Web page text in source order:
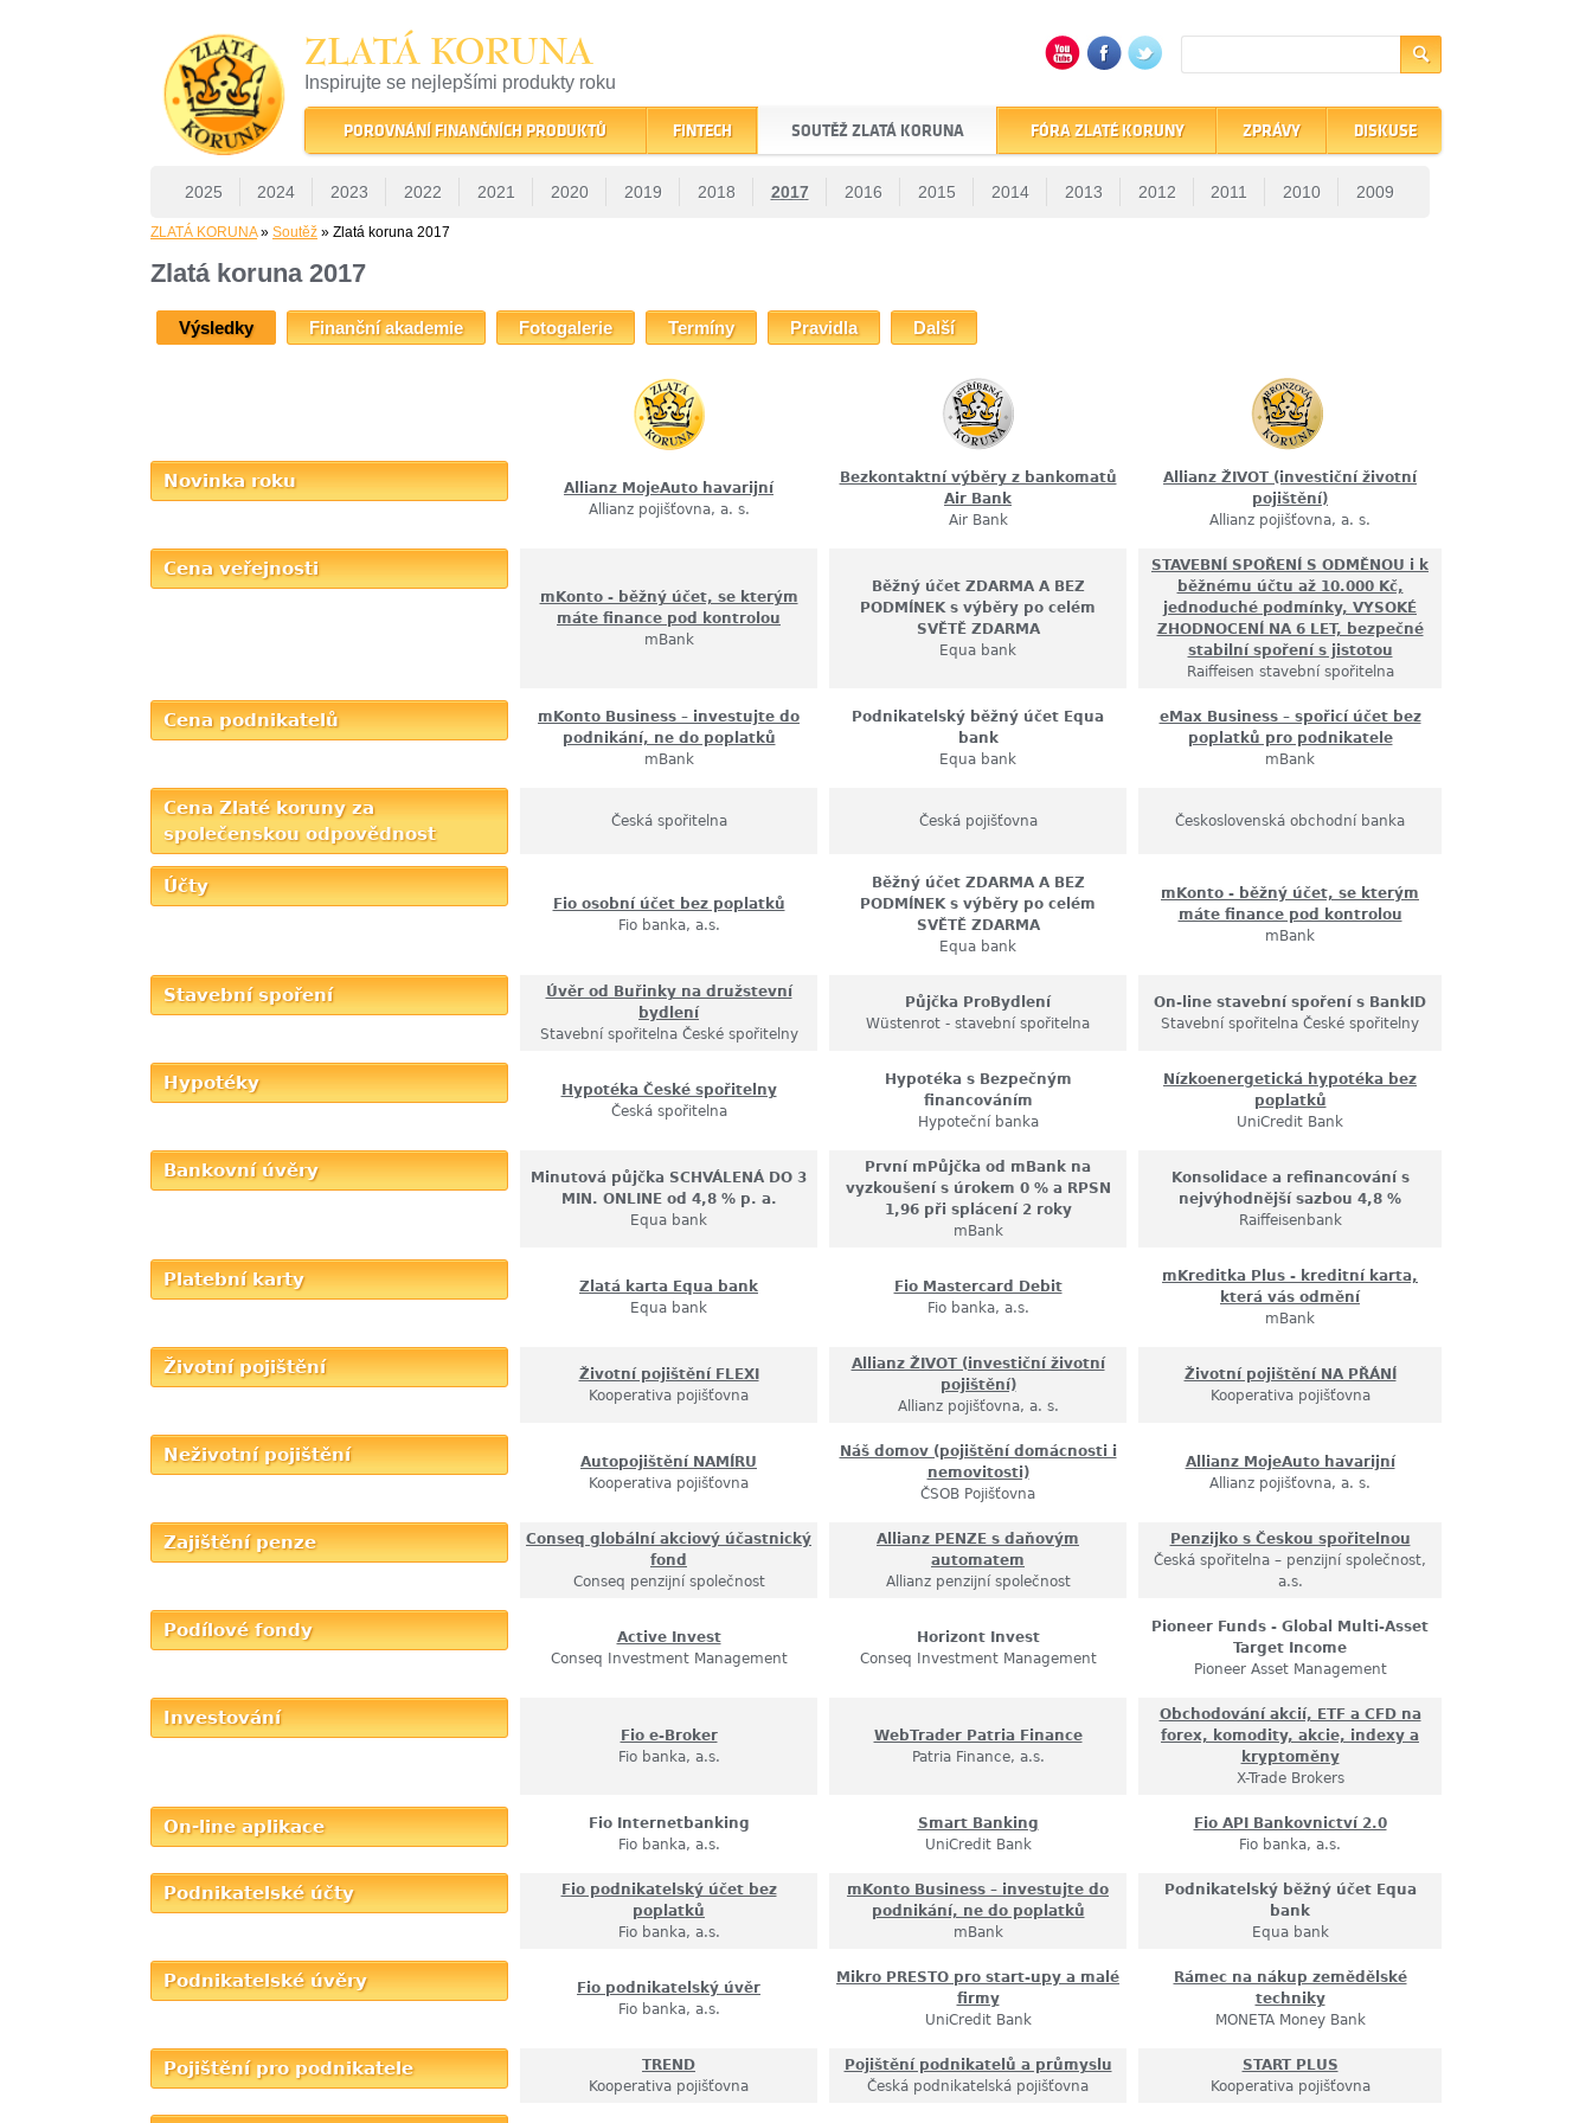
ZLATÁ KORUNA
Inspirujte se nejlepšími produkty roku
22 let tradice a kvality na finančním trhu
POROVNÁNÍ FINANČNÍCH PRODUKTŮ FINTECH SOUTĚŽ ZLATÁ KORUNA
2025 2024 2023 2022 2021 2020 2019 2018 2017 2016 2015 2014 2013 2012 2011 2010 2009
FÓRA ZLATÉ KORUNY ZPRÁVY DISKUSE
ZLATÁ KORUNA» Soutěž » Zlatá koruna 2017
Zlatá koruna 2017
Výsledky Finanční akademie Fotogalerie Termíny Pravidla Další
Novinka roku
Allianz MojeAuto havarijní
Allianz pojišťovna, a. s.
Bezkontaktní výběry z bankomatů
Air Bank
Air Bank
Allianz ŽIVOT (investiční životní
pojištění)
Allianz pojišťovna, a. s.
Cena veřejnosti
mKonto - běžný účet, se kterým
máte finance pod kontrolou
mBank
Běžný účet ZDARMA A BEZ
PODMÍNEK s výběry po celém
SVĚTĚ ZDARMA
Equa bank
STAVEBNÍ SPOŘENÍ S ODMĚNOU i k
běžnému účtu až 10.000 Kč,
jednoduché podmínky, VYSOKÉ
ZHODNOCENÍ NA 6 LET, bezpečné
stabilní spoření s jistotou
Raiffeisen stavební spořitelna
Cena podnikatelů
mKonto Business – investujte do
podnikání, ne do poplatků
mBank
Podnikatelský běžný účet Equa
bank
Equa bank
eMax Business – spořicí účet bez
poplatků pro podnikatele
mBank
Cena Zlaté koruny za
společenskou odpovědnost
Česká spořitelna Česká pojišťovna Československá obchodní banka
Účty
Fio osobní účet bez poplatků
Fio banka, a.s.
Běžný účet ZDARMA A BEZ
PODMÍNEK s výběry po celém
SVĚTĚ ZDARMA
Equa bank
mKonto - běžný účet, se kterým
máte finance pod kontrolou
mBank
Stavební spoření
Úvěr od Buřinky na družstevní
bydlení
Stavební spořitelna České spořitelny
Půjčka ProBydlení
Wüstenrot - stavební spořitelna
On-line stavební spoření s BankID
Stavební spořitelna České spořitelny
Hypotéky
Hypotéka České spořitelny
Česká spořitelna
Hypotéka s Bezpečným
financováním
Hypoteční banka
Nízkoenergetická hypotéka bez
poplatků
UniCredit Bank
Bankovní úvěry
Minutová půjčka SCHVÁLENÁ DO 3
MIN. ONLINE od 4,8 % p. a.
Equa bank
První mPůjčka od mBank na
vyzkoušení s úrokem 0 % a RPSN
1,96 při splácení 2 roky
mBank
Konsolidace a refinancování s
nejvýhodnější sazbou 4,8 %
Raiffeisenbank
Platební karty
Zlatá karta Equa bank
Equa bank
Fio Mastercard Debit
Fio banka, a.s.
mKreditka Plus - kreditní karta,
která vás odmění
mBank
Životní pojištění
Životní pojištění FLEXI
Kooperativa pojišťovna
Allianz ŽIVOT (investiční životní
pojištění)
Allianz pojišťovna, a. s.
Životní pojištění NA PŘÁNÍ
Kooperativa pojišťovna
Neživotní pojištění
Autopojištění NAMÍRU
Kooperativa pojišťovna
Náš domov (pojištění domácnosti i
nemovitosti)
ČSOB Pojišťovna
Allianz MojeAuto havarijní
Allianz pojišťovna, a. s.
Zajištění penze
Conseq globální akciový účastnický
fond
Conseq penzijní společnost
Allianz PENZE s daňovým
automatem
Allianz penzijní společnost
Penzijko s Českou spořitelnou
Česká spořitelna – penzijní společnost,
a.s.
Podílové fondy
Active Invest
Conseq Investment Management
Horizont Invest
Conseq Investment Management
Pioneer Funds - Global Multi-Asset
Target Income
Pioneer Asset Management
Investování
Fio e-Broker
Fio banka, a.s.
WebTrader Patria Finance
Patria Finance, a.s.
Obchodování akcií, ETF a CFD na
forex, komodity, akcie, indexy a
kryptoměny
X-Trade Brokers
On-line aplikace
Fio Internetbanking
Fio banka, a.s.
Smart Banking
UniCredit Bank
Fio API Bankovnictví 2.0
Fio banka, a.s.
Podnikatelské účty
Fio podnikatelský účet bez
poplatků
Fio banka, a.s.
mKonto Business – investujte do
podnikání, ne do poplatků
mBank
Podnikatelský běžný účet Equa
bank
Equa bank
Podnikatelské úvěry
Fio podnikatelský úvěr
Fio banka, a.s.
Mikro PRESTO pro start-upy a malé
firmy
UniCredit Bank
Rámec na nákup zemědělské
techniky
MONETA Money Bank
Pojištění pro podnikatele
TREND
Kooperativa pojišťovna
Pojištění podnikatelů a průmyslu
Česká podnikatelská pojišťovna
START PLUS
Kooperativa pojišťovna